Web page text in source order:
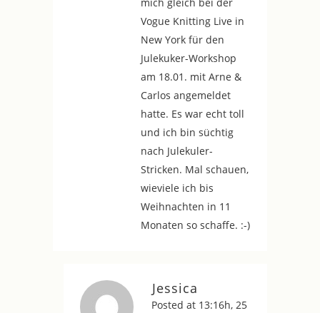
Vogue Knitting Live in
New York für den
Julekuker-Workshop
am 18.01. mit Arne &
Carlos angemeldet
hatte. Es war echt toll
und ich bin süchtig
nach Julekuler-
Stricken. Mal schauen,
wieviele ich bis
Weihnachten in 11
Monaten so schaffe. :-)
Jessica
Posted at 13:16h, 25